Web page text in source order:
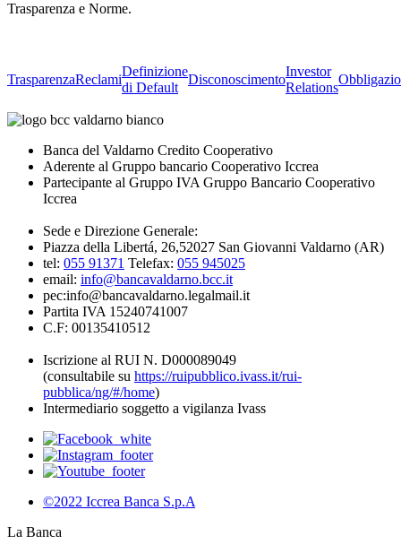
Trasparenza e Norme.
TrasparenzaReclami
Definizione
di Default
Disconoscimento
Investor
Relations
Banca del Valdarno Credito Cooperativo
Aderente al Gruppo bancario Cooperativo Iccrea
Partecipante al Gruppo IVA Gruppo Bancario Cooperativo
Iccrea
Sede e Direzione Generale:
Piazza della Libertá, 26,52027 San Giovanni Valdarno (AR)
tel: 055 91371 Telefax: 055 945025
email: info@bancavaldarno.bcc.it
pec:info@bancavaldarno.legalmail.it
Partita IVA 15240741007
C.F: 00135410512
Iscrizione al RUI N. D000089049
(consultabile su https://ruipubblico.ivass.it/rui-
pubblica/ng/#/home)
Intermediario soggetto a vigilanza Ivass
©2022 Iccrea Banca S.p.A
La Banca